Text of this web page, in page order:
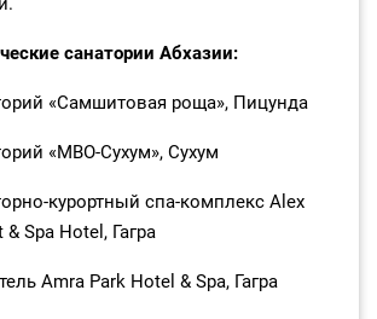
санатории Абхазии:
«Самшитовая роща», Пицунда
«МВО‑Сухум», Сухум
спа‑комплекс Alex
& Spa Hotel, Гагра
Amra Park Hotel & Spa, Гагра